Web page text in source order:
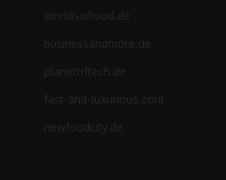
worldsoffood.de
businessandmore.de
planetoftech.de
fast-and-luxurious.com
newfoodcity.de